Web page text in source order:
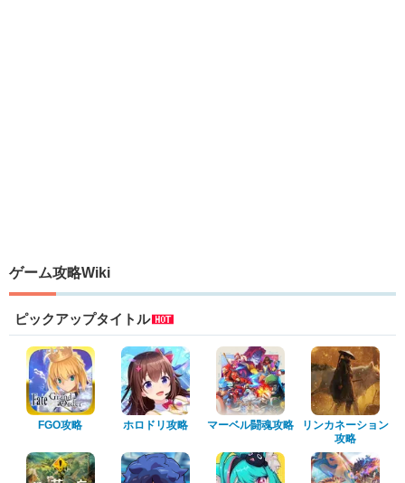
ゲーム攻略Wiki
ピックアップタイトル
FGO攻略 ホロドリ攻略 マーベル闘魂攻略
リンカネーション
攻略